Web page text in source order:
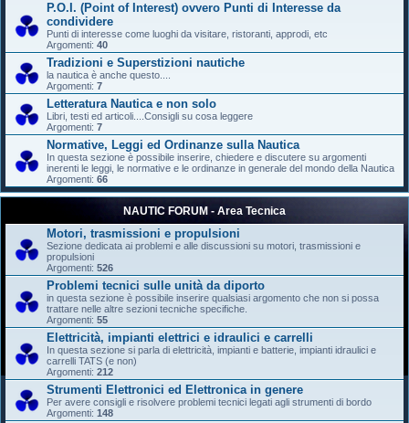
P.O.I. (Point of Interest) ovvero Punti di Interesse da
condividere
Punti di interesse come luoghi da visitare, ristoranti, approdi, etc
Argomenti: 40
Tradizioni e Superstizioni nautiche
la nautica è anche questo....
Argomenti: 7
Letteratura Nautica e non solo
Libri, testi ed articoli....Consigli su cosa leggere
Argomenti: 7
Normative, Leggi ed Ordinanze sulla Nautica
In questa sezione è possibile inserire, chiedere e discutere su argomenti
inerenti le leggi, le normative e le ordinanze in generale del mondo della Nautica
Argomenti: 66
NAUTIC FORUM - Area Tecnica
Motori, trasmissioni e propulsioni
Sezione dedicata ai problemi e alle discussioni su motori, trasmissioni e
propulsioni
Argomenti: 526
Problemi tecnici sulle unità da diporto
in questa sezione è possibile inserire qualsiasi argomento che non si possa
trattare nelle altre sezioni tecniche specifiche.
Argomenti: 55
Elettricità, impianti elettrici e idraulici e carrelli
In questa sezione si parla di elettricità, impianti e batterie, impianti idraulici e
carrelli TATS (e non)
Argomenti: 212
Strumenti Elettronici ed Elettronica in genere
Per avere consigli e risolvere problemi tecnici legati agli strumenti di bordo
Argomenti: 148